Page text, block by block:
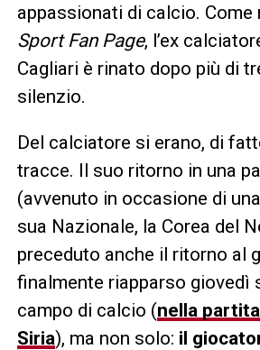
appassionati di calcio. Come
Sport Fan Page, l’ex
Cagliari è rinato dopo più di
silenzio.
Del calciatore si erano, di
tracce. Il suo ritorno in una
(avvenuto in occasione di
sua Nazionale, la Corea del
preceduto anche il ritorno al
finalmente riapparso giovedì
campo di calcio (nella
Siria), ma non solo: il